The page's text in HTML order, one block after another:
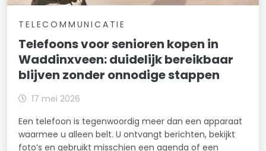
TELECOMMUNICATIE
Telefoons voor senioren kopen in
Waddinxveen: duidelijk bereikbaar
blijven zonder onnodige stappen
17 mei 2026
Een telefoon is tegenwoordig meer dan een apparaat
waarmee u alleen belt. U ontvangt berichten, bekijkt
foto’s en gebruikt misschien een agenda of een